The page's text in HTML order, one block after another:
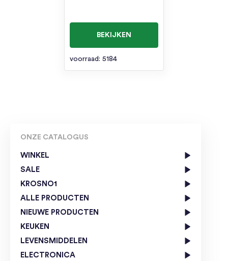
ONZE CATALOGUS
WINKEL
SALE
KROSNO1
ALLE PRODUCTEN
NIEUWE PRODUCTEN
KEUKEN
LEVENSMIDDELEN
ELECTRONICA
BEKIJKEN
voorraad: 5184